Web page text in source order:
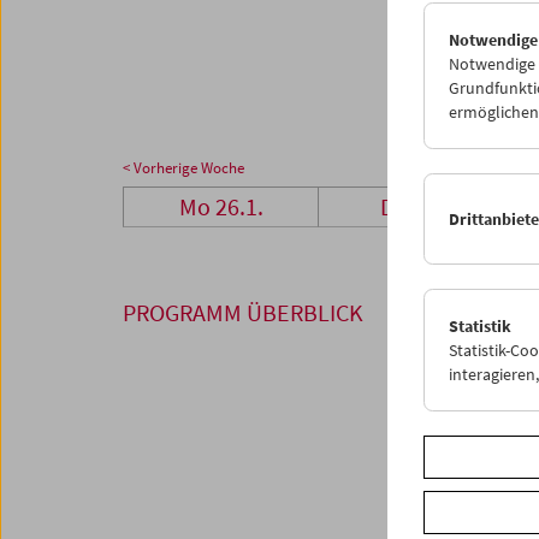
02
< Vorherige Woche
Mo 26.1. Di 27.1.
PROGRAMM ÜBERBLICK
Notwendige
Statistik
Statistik-